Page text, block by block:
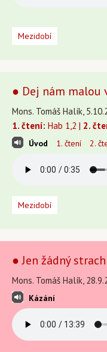
Mezidobí
● Dej nám malou
Mons. Tomáš Halík,
1. čtení: Hab 1,2 | 2.
Úvod 1. čtení 2.
Mezidobí
● Jen žádný
Mons. Tomáš Halík,
Kázání